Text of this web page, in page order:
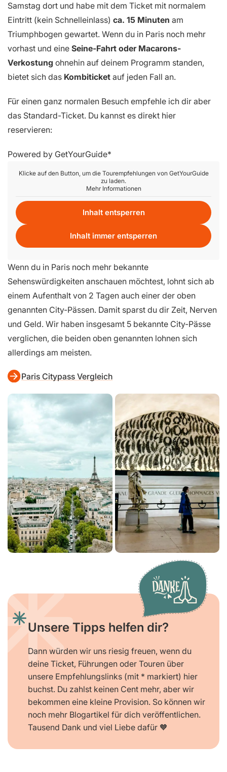
Samstag dort und habe mit dem Ticket mit normalem
Eintritt (kein Schnelleinlass) ca. 15 Minuten am
Triumphbogen gewartet. Wenn du in Paris noch mehr
vorhast und eine Seine-Fahrt oder Macarons-
Verkostung ohnehin auf deinem Programm standen,
bietet sich das Kombiticket auf jeden Fall an.
Für einen ganz normalen Besuch empfehle ich dir aber
das Standard-Ticket. Du kannst es direkt hier
reservieren:
Powered by GetYourGuide
Klicke auf den Button, um die Tourempfehlungen von GetYourGuide
zu laden.
Mehr Informationen
Inhalt entsperren
Inhalt immer entsperren
Wenn du in Paris noch mehr bekannte
Sehenswürdigkeiten anschauen möchtest, lohnt sich ab
einem Aufenthalt von 2 Tagen auch einer der oben
genannten City-Pässen. Damit sparst du dir Zeit, Nerven
und Geld. Wir haben insgesamt 5 bekannte City-Pässe
verglichen, die beiden oben genannten lohnen sich
allerdings am meisten.
Paris Citypass Vergleich
Unsere Tipps helfen dir?
Dann würden wir uns riesig freuen, wenn du
deine Ticket, Führungen oder Touren über
unsere Empfehlungslinks (mit * markiert) hier
buchst. Du zahlst keinen Cent mehr, aber wir
bekommen eine kleine Provision. So können wir
noch mehr Blogartikel für dich veröffentlichen.
Tausend Dank und viel Liebe dafür 🧡